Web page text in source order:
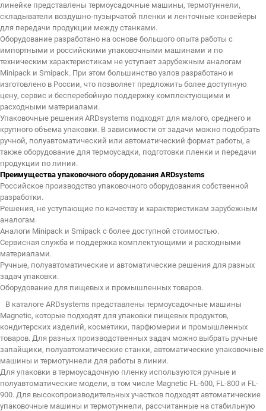
линейке представлены термоусадочные машины, термотуннели,
складыватели воздушно‑пузырчатой пленки и ленточные конвейеры
для передачи продукции между станками.
Оборудование разработано на основе большого опыта работы с
импортными и российскими упаковочными машинами и по
техническим характеристикам не уступает зарубежным аналогам
Minipack и Smipack. При этом большинство узлов разработано и
изготовлено в России, что позволяет предложить более доступную
цену, сервис и бесперебойную поддержку комплектующими и
расходными материалами.
Упаковочные решения ARDsystems подходят для малого, среднего и
крупного объема упаковки. В зависимости от задачи можно подобрать
ручной, полуавтоматический или автоматический формат работы, а
также оборудование для термоусадки, подготовки пленки и передачи
продукции по линии.
Преимущества упаковочного оборудования ARDsystems
Российское производство упаковочного оборудования собственной
разработки.
Решения, не уступающие по качеству и характеристикам зарубежным
аналогам.
Аналоги Minipack и Smipack с более доступной стоимостью.
Сервисная служба и поддержка комплектующими и расходными
материалами.
Ручные, полуавтоматические и автоматические решения для разных
задач упаковки.
Оборудование для пищевых и промышленных товаров.
В каталоге ARDsystems представлены термоусадочные машины
Magnetic, которые подходят для упаковки пищевых продуктов,
кондитерских изделий, косметики, парфюмерии и промышленных
товаров. Для разных производственных задач можно выбрать ручные
запайщики, полуавтоматические станки, автоматические упаковочные
машины и термотуннели для работы в линии.
Для упаковки в термоусадочную пленку используются ручные и
полуавтоматические модели, в том числе Magnetic FL-600, FL-800 и FL-
900. Для высокопроизводительных участков подходят автоматические
упаковочные машины и термотуннели, рассчитанные на стабильную